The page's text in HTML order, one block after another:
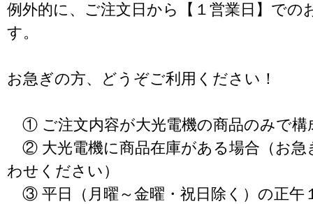
例外的に、ご注文日から【１営業日】での
す。
お急ぎの方、どうぞご利用ください！
① ご注文内容が大光電機の商品のみで構
② 大光電機に商品在庫がある場合（お急
わせください）
③ 平日（月曜～金曜・祝日除く）の正午